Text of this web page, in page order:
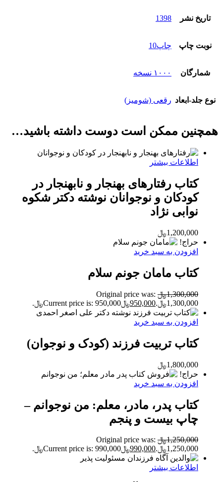
تاریخ نشر 1398
نوبت چاپ چاپ10
شمارگان ۱۰۰۰ نسخه
نوع جلد-ابعاد رقعی (شومیز)
همچنین ممکن است دوست داشته باشید…
اطلاعات بیشتر
کتاب رفتارهای بهنجار و نابهنجار در
کودکان و نوجوانان نوشته دکتر شکوه
نوابی نژاد
1,200,000﷼
حراج!
افزودن به سبد خرید
کتاب مامان جونم سلام
1,300,000﷼ Original price was:
1,300,000﷼.
950,000﷼Current price is: 950,000﷼.
افزودن به سبد خرید
کتاب تربیت فرزند (کودک و نوجوان)
1,800,000﷼
حراج!
افزودن به سبد خرید
کتاب پدر، مادر، معلم: من نوجوانم –
چاپ بیست و پنجم
1,250,000﷼ Original price was:
1,250,000﷼.
990,000﷼Current price is: 990,000﷼.
اطلاعات بیشتر